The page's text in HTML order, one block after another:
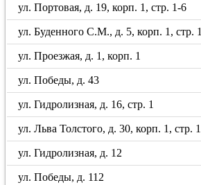
ул. Портовая, д. 19, корп. 1, стр. 1-6
ул. Буденного С.М., д. 5, корп. 1, стр. 1
ул. Проезжая, д. 1, корп. 1
ул. Победы, д. 43
ул. Гидролизная, д. 16, стр. 1
ул. Льва Толстого, д. 30, корп. 1, стр. 1
ул. Гидролизная, д. 12
ул. Победы, д. 112